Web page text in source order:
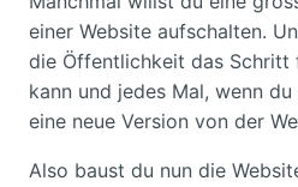
einer Website aufschalten.
die Öffentlichkeit das
kann und jedes Mal, wenn du
eine neue Version von der
Also baust du nun die